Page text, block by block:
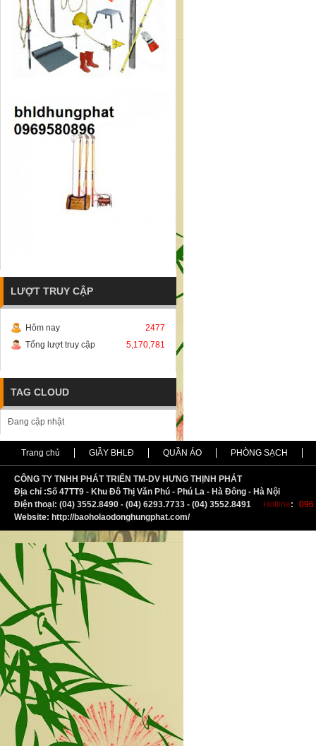
LƯỢT TRUY CẬP
Hôm nay
2477
Tổng lượt truy cập
5,170,781
TAG CLOUD
Đang cập nhật
Trang chủ GIẦY BHLĐ QUẦN ÁO PHÒNG SẠCH
CÔNG TY TNHH PHÁT TRIỂN TM-DV HƯNG THỊNH PHÁT
Địa chỉ :Số 47TT9 - Khu Đô Thị Văn Phú - Phú La - Hà Đông - Hà Nội
Điện thoại: (04) 3552.8490 - (04) 6293.7733 - (04) 3552.8491
Hotline:
Website: http://baoholaodonghungphat.com/